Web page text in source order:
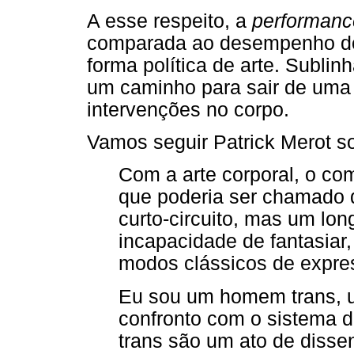
A esse respeito, a
comparada ao desempenho
forma política de arte.
um caminho para sair de
intervenções no corpo.
Vamos seguir Patrick Merot
Com a arte corporal, o
que poderia ser chamado
curto-circuito, mas um
incapacidade de
modos clássicos de
Eu sou um homem trans,
confronto com o sistema
trans são um ato de